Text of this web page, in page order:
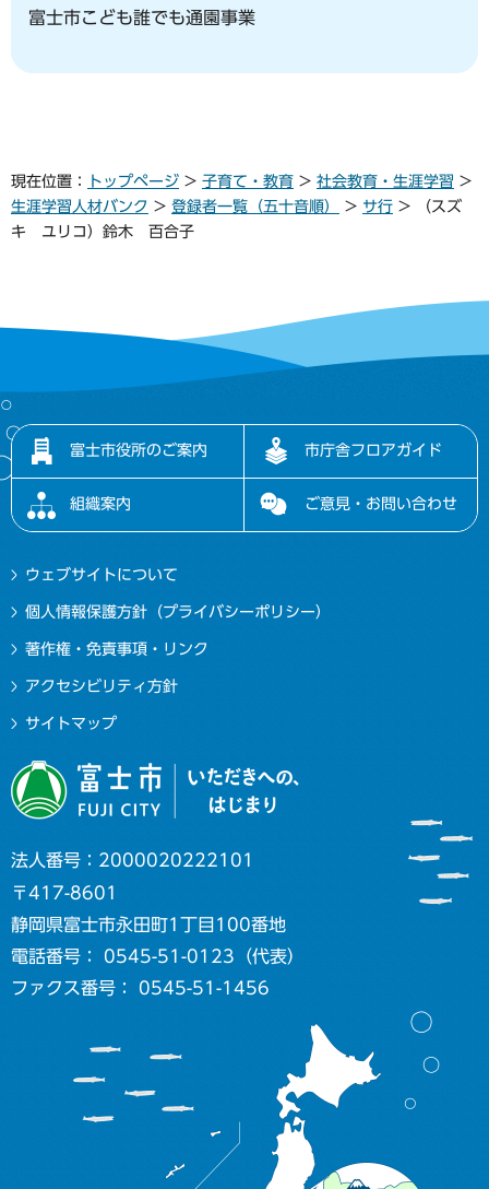
富士市こども誰でも通園事業
現在位置： トップページ > 子育て・教育 > 社会教育・生涯学習 >
生涯学習人材バンク > 登録者一覧（五十音順） > サ行 > （スズ
キ ユリコ）鈴木 百合子
富士市役所のご案内 市庁舎フロアガイド
組織案内 ご意見・お問い合わせ
ウェブサイトについて
個人情報保護方針（プライバシーポリシー）
著作権・免責事項・リンク
アクセシビリティ方針
サイトマップ
法人番号：2000020222101
〒417-8601
静岡県富士市永田町1丁目100番地
電話番号： 0545-51-0123（代表）
ファクス番号： 0545-51-1456